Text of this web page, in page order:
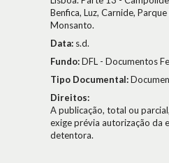
Benfica, Luz, Carnide,
Monsanto.
Data: s.d.
Fundo:DFL - Documentos
Tipo Documental:
Direitos:
A publicação, total ou
exige prévia autorização da
detentora.